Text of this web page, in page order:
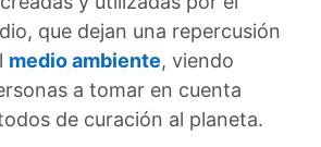
que dejan una repercusión
medio ambiente, viendo
a tomar en cuenta
de curación al planeta.